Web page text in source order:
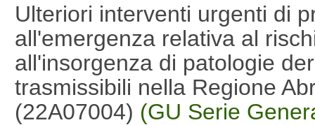
Ulteriori interventi urgenti di
all'emergenza relativa al
all'insorgenza di patologie
trasmissibili nella Regione
(22A07004) (GU Serie